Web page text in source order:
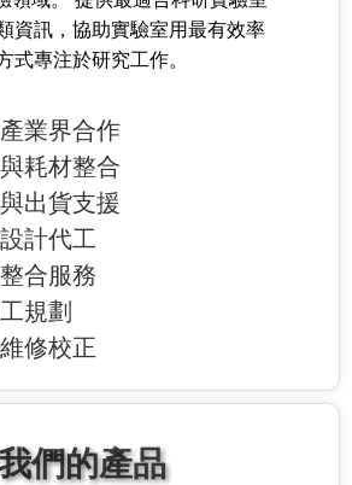
資訊，協助實驗室用最有效率
式專注於研究工作。
業界合作
耗材整合
出貨支援
計代工
合服務
規劃
修校正
們的產品